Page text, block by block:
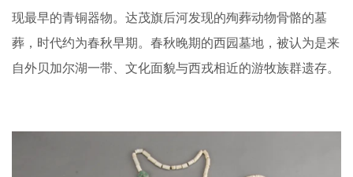
现最早的青铜器物。达茂旗后河发现的殉葬动物骨骼的墓
葬，时代约为春秋早期。春秋晚期的西园墓地，被认为是来
自外贝加尔湖一带、文化面貌与西戎相近的游牧族群遗存。